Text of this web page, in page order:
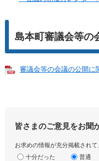
島本町審議会等の
審議会等の会議の公開に
皆さまのご意見をお聞
お求めの情報が充分掲載され
十分だった
普通